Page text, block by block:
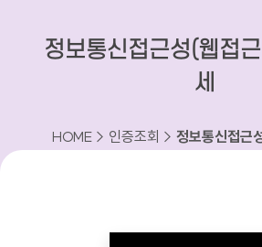
정보통신접근성(웹접
세
HOME > 인증조회 > 정보통신접근